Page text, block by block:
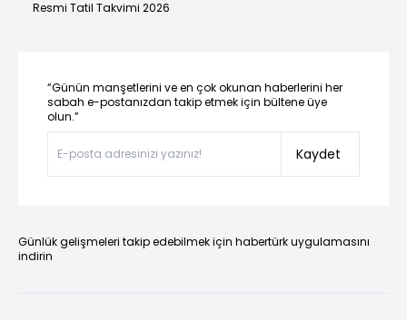
Resmi Tatil Takvimi 2026
“Günün manşetlerini ve en çok okunan haberlerini her
sabah e-postanızdan takip etmek için bültene üye
olun.”
Kaydet
Günlük gelişmeleri takip edebilmek için habertürk uygulamasını
indirin